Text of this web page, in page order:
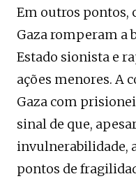
Em outros pontos,
Gaza romperam a
Estado sionista e
ações menores. A
Gaza com
sinal de que,
invulnerabilidade,
pontos de